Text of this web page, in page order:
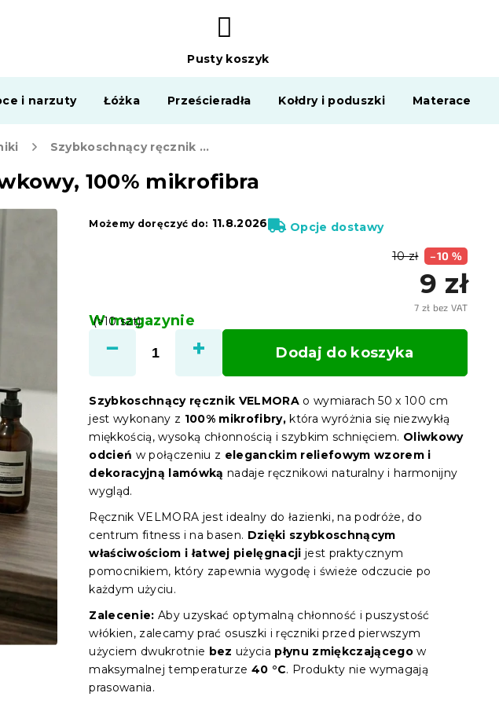
KOSZYK
Pusty koszyk
i narzuty Łóżka Prześcieradła Kołdry i poduszki Materace
Szybkoschnący ręcznik VELMORA 50x100 cm oliwkowy, 100% mikrofibra
100% mikrofibra
10 zł –10 %
9 zł
7 zł bez VAT
W magazynie
(>10 szt)
Możemy doręczyć do: 11.8.2026 Opcje dostawy
Dodaj do koszyka
Szybkoschnący ręcznik VELMORA o wymiarach 50 x 100 cm
jest wykonany z 100% mikrofibry, która wyróżnia się niezwykłą
miękkością, wysoką chłonnością i szybkim schnięciem. Oliwkowy
odcień w połączeniu z eleganckim reliefowym wzorem i
dekoracyjną lamówką nadaje ręcznikowi naturalny i harmonijny
wygląd.
Ręcznik VELMORA jest idealny do łazienki, na podróże, do
centrum fitness i na basen. Dzięki szybkoschnącym
właściwościom i łatwej pielęgnacji jest praktycznym
pomocnikiem, który zapewnia wygodę i świeże odczucie po
każdym użyciu.
Zalecenie: Aby uzyskać optymalną chłonność i puszystość
włókien, zalecamy prać osuszki i ręczniki przed pierwszym
użyciem dwukrotnie bez użycia płynu zmiękczającego w
maksymalnej temperaturze 40 °C. Produkty nie wymagają
prasowania.